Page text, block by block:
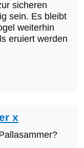
sicheren
sein. Es bleibt
weiterhin
eruiert werden
x